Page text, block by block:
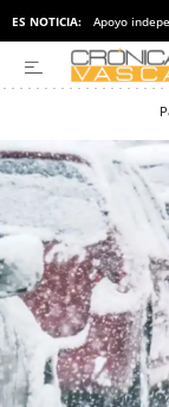
ES NOTICIA: Apoyo